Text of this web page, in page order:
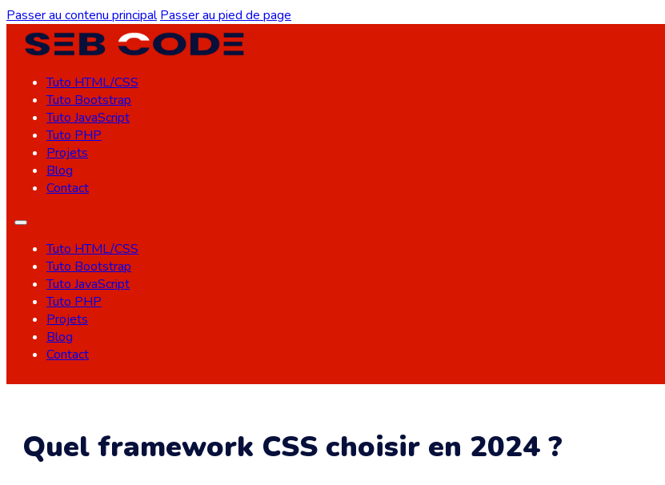
Passer au contenu principal Passer au pied de page
Tuto HTML/CSS
Tuto Bootstrap
Tuto JavaScript
Tuto PHP
Projets
Blog
Contact
Tuto HTML/CSS
Tuto Bootstrap
Tuto JavaScript
Tuto PHP
Projets
Blog
Contact
Quel framework CSS choisir en 2024 ?